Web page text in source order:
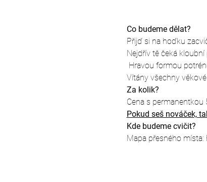
Co budeme dělat?
Přijď si na hoďku
Nejdřív tě čeká
Hravou formou
Vítány všechny
Za kolik?
Cena s permanentkou
Pokud seš nováček,
Kde budeme cvičit?
Mapa přesného místa: